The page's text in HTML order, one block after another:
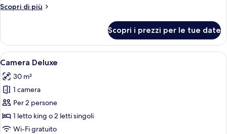
Bed
+
1
child)
Scopri di più
Altri
Premium
(Extra
Bed
adults
+
child)
Scopri i prezzi per le tue date
Apri
tutte
le
foto
per
Camera
Deluxe
Una camera d'albergo con una
4
Camera Deluxe
30 m²
1 camera
Per 2 persone
1 letto king o 2 letti singoli
Wi-Fi gratuito